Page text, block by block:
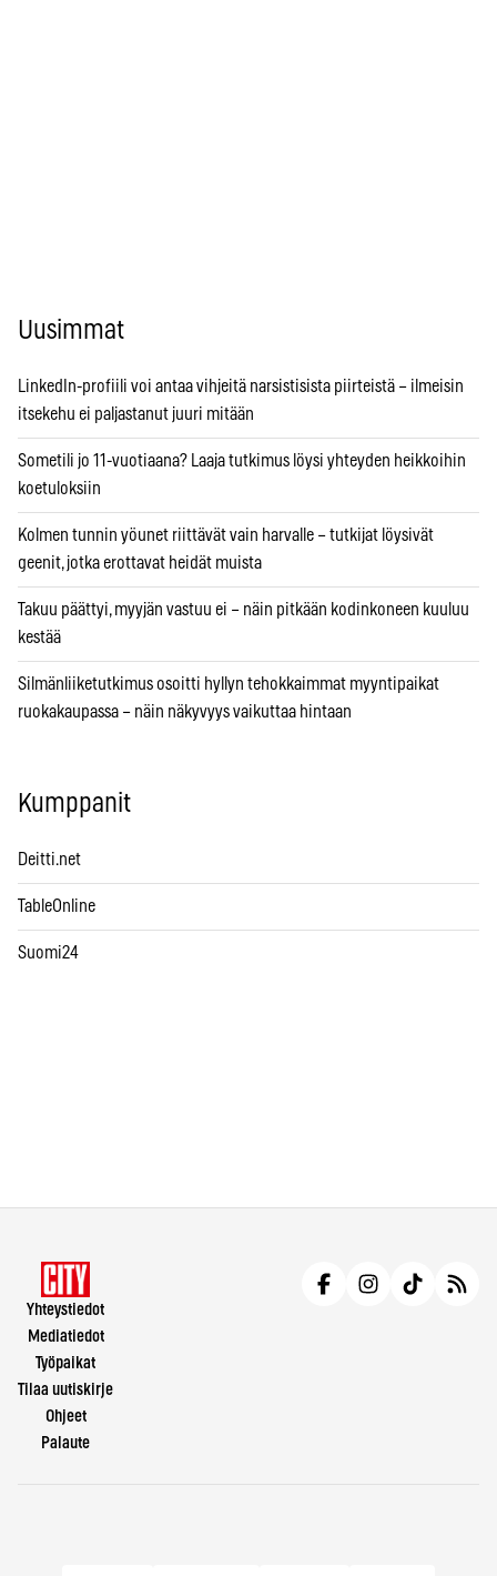
Uusimmat
LinkedIn-profiili voi antaa vihjeitä narsistisista piirteistä – ilmeisin
itsekehu ei paljastanut juuri mitään
Sometili jo 11-vuotiaana? Laaja tutkimus löysi yhteyden heikkoihin
koetuloksiin
Kolmen tunnin yöunet riittävät vain harvalle – tutkijat löysivät
geenit, jotka erottavat heidät muista
Takuu päättyi, myyjän vastuu ei – näin pitkään kodinkoneen kuuluu
kestää
Silmänliiketutkimus osoitti hyllyn tehokkaimmat myyntipaikat
ruokakaupassa – näin näkyvyys vaikuttaa hintaan
Kumppanit
Deitti.net
TableOnline
Suomi24
Yhteystiedot
Mediatiedot
Työpaikat
Tilaa uutiskirje
Ohjeet
Palaute